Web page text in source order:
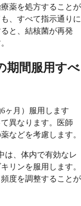
薬を処方することが
、すべて指示通りに
と、結核菌が再発
期間服用すべ
ヶ月）服用します
異なります。医師
などを考慮します。
は、体内で有効なレ
リンを服用します。
度を調整することが